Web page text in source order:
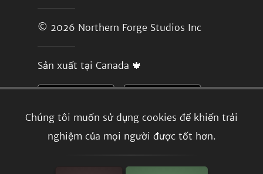
Chúng tôi muốn sử dụng cookies để khiến trải
nghiệm của mọi người được tốt hơn.
© 2026 Northern Forge Studios Inc
Sản xuất tại Canada 🍁